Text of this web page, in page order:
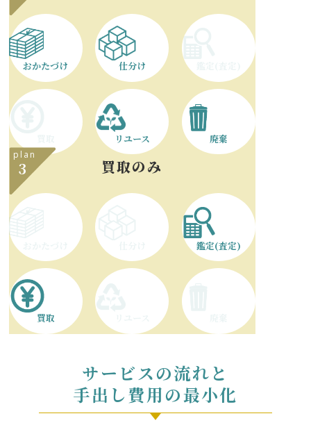
おかたづけ 仕分け
リユース 廃棄
plan
3 買取のみ
鑑定(査定)
買取
サービスの流れと
⼿出し費⽤の最⼩化